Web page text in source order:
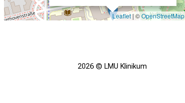
Leaflet | ©OpenStreetMap
2026 © LMU Klinikum